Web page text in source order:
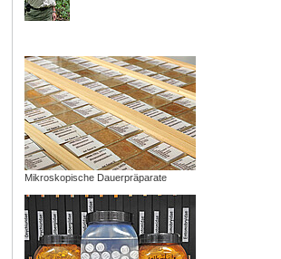
Mikroskopische Dauerpräparate